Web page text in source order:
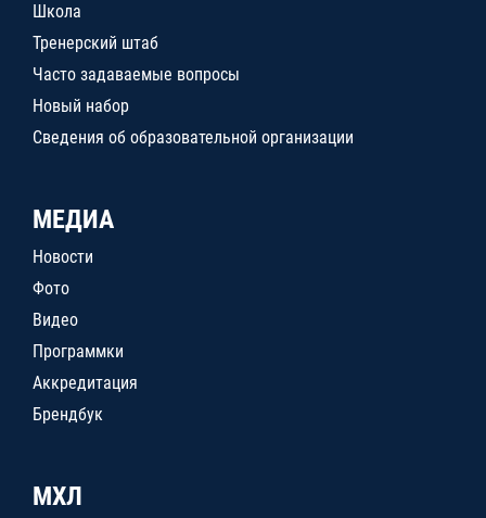
Школа
Тренерский штаб
Часто задаваемые вопросы
Новый набор
Сведения об образовательной организации
МЕДИА
Новости
Фото
Видео
Программки
Аккредитация
Брендбук
МХЛ